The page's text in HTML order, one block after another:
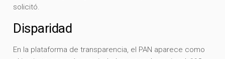
solicitó.
Disparidad
En la plataforma de transparencia, el PAN aparece como